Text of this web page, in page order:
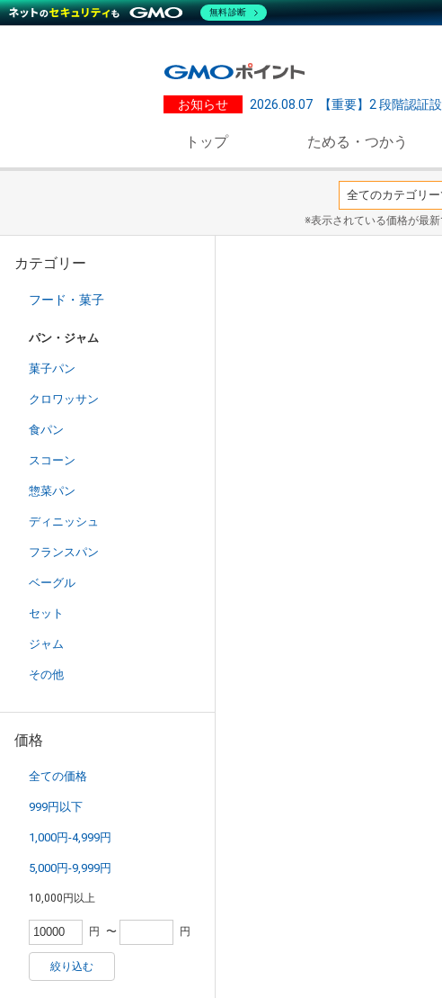
お知らせ 2026.08.07 【重要】2 段階認証
トップ ためる・つかう
※表示されている価格が最
カテゴリー
フード・菓子
パン・ジャム
菓子パン
クロワッサン
食パン
スコーン
惣菜パン
ディニッシュ
フランスパン
ベーグル
セット
ジャム
その他
価格
全ての価格
999円以下
1,000円-4,999円
5,000円-9,999円
10,000円以上
円 〜 円
絞り込む
無料診断